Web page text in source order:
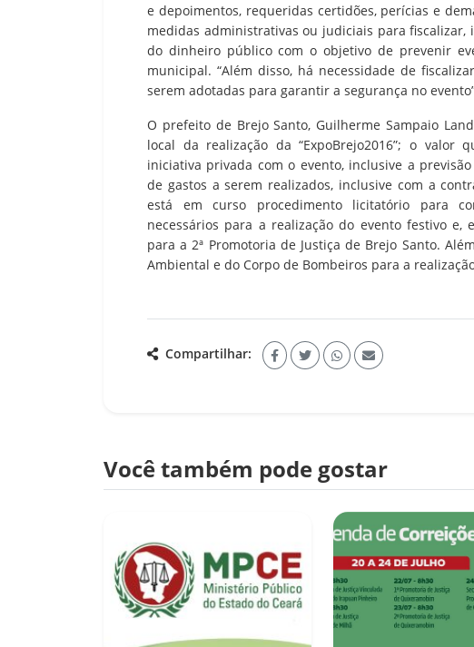
e depoimentos, requeridas certidões, perícias e
medidas administrativas ou judiciais para
do dinheiro público com o objetivo de prevenir
municipal. “Além disso, há necessidade de
serem adotadas para garantir a segurança no
O prefeito de Brejo Santo, Guilherme Sampaio
local da realização da “ExpoBrejo2016”; o
iniciativa privada com o evento, inclusive a
de gastos a serem realizados, inclusive com a
está em curso procedimento licitatório para
necessários para a realização do evento festivo e,
para a 2ª Promotoria de Justiça de Brejo Santo.
Ambiental e do Corpo de Bombeiros para a
Compartilhar:
Você também pode gostar